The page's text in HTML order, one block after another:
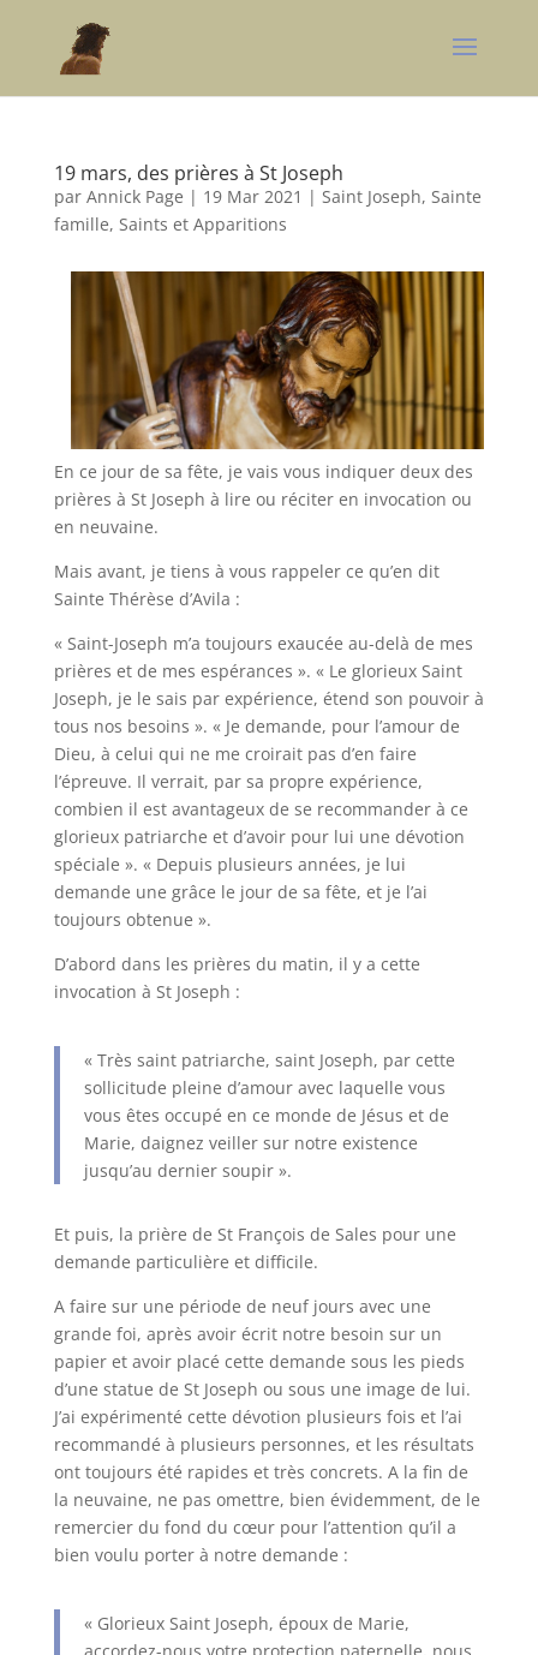
19 mars, des prières à St Joseph
par Annick Page | 19 Mar 2021 | Saint Joseph, Sainte
famille, Saints et Apparitions
En ce jour de sa fête, je vais vous indiquer deux des
prières à St Joseph à lire ou réciter en invocation ou
en neuvaine.
Mais avant, je tiens à vous rappeler ce qu’en dit
Sainte Thérèse d’Avila :
« Saint-Joseph m’a toujours exaucée au-delà de mes
prières et de mes espérances ». « Le glorieux Saint
Joseph, je le sais par expérience, étend son pouvoir à
tous nos besoins ». « Je demande, pour l’amour de
Dieu, à celui qui ne me croirait pas d’en faire
l’épreuve. Il verrait, par sa propre expérience,
combien il est avantageux de se recommander à ce
glorieux patriarche et d’avoir pour lui une dévotion
spéciale ». « Depuis plusieurs années, je lui
demande une grâce le jour de sa fête, et je l’ai
toujours obtenue ».
D’abord dans les prières du matin, il y a cette
invocation à St Joseph :
« Très saint patriarche, saint Joseph, par cette
sollicitude pleine d’amour avec laquelle vous
vous êtes occupé en ce monde de Jésus et de
Marie, daignez veiller sur notre existence
jusqu’au dernier soupir ».
Et puis, la prière de St François de Sales pour une
demande particulière et difficile.
A faire sur une période de neuf jours avec une
grande foi, après avoir écrit notre besoin sur un
papier et avoir placé cette demande sous les pieds
d’une statue de St Joseph ou sous une image de lui.
J’ai expérimenté cette dévotion plusieurs fois et l’ai
recommandé à plusieurs personnes, et les résultats
ont toujours été rapides et très concrets. A la fin de
la neuvaine, ne pas omettre, bien évidemment, de le
remercier du fond du cœur pour l’attention qu’il a
bien voulu porter à notre demande :
« Glorieux Saint Joseph, époux de Marie,